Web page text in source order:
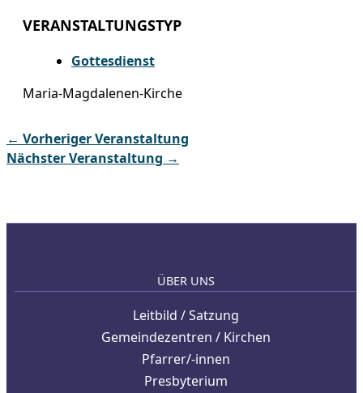
VERANSTALTUNGSTYP
Gottesdienst
Maria-Magdalenen-Kirche
← Vorheriger Veranstaltung
Nächster Veranstaltung →
ÜBER UNS
Leitbild / Satzung
Gemeindezentren / Kirchen
Pfarrer/-innen
Presbyterium